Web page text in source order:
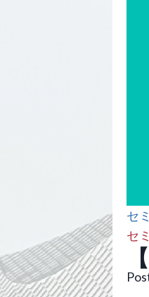
セ
セ